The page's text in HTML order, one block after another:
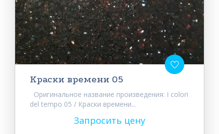
Краски времени 05
Оригинальное название произведения: I colori
del tempo 05 / Краски времени...
Запросить цену